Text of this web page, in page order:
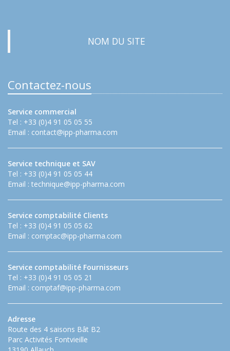
NOM DU SITE
Contactez-nous
Service commercial
Tel : +33 (0)4 91 05 05 55
Email : contact@ipp-pharma.com
Service technique et SAV
Tel : +33 (0)4 91 05 05 44
Email : technique@ipp-pharma.com
Service comptabilité Clients
Tel : +33 (0)4 91 05 05 62
Email : comptac@ipp-pharma.com
Service comptabilité Fournisseurs
Tel : +33 (0)4 91 05 05 21
Email : comptaf@ipp-pharma.com
Adresse
Route des 4 saisons Bât B2
Parc Activités Fontvieille